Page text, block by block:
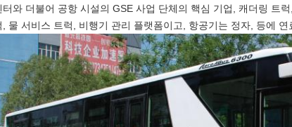
터와 더불어 공항 시설의 GSE 사업 단체의 핵심 기업, 캐더링 트
, 물 서비스 트럭, 비행기 관리 플랫폼이고, 항공기는 정자, 등에 연